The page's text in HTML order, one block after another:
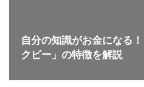
自分の知識がお金になる
クビー」の特徴を解説